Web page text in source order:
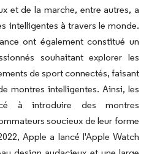
et de la marche, entre autres, a
intelligentes à travers le monde.
ont également constitué un
souhaitant explorer les
de sport connectés, faisant
montres intelligentes. Ainsi, les
à introduire des montres
soucieux de leur forme
Apple a lancé l'Apple Watch